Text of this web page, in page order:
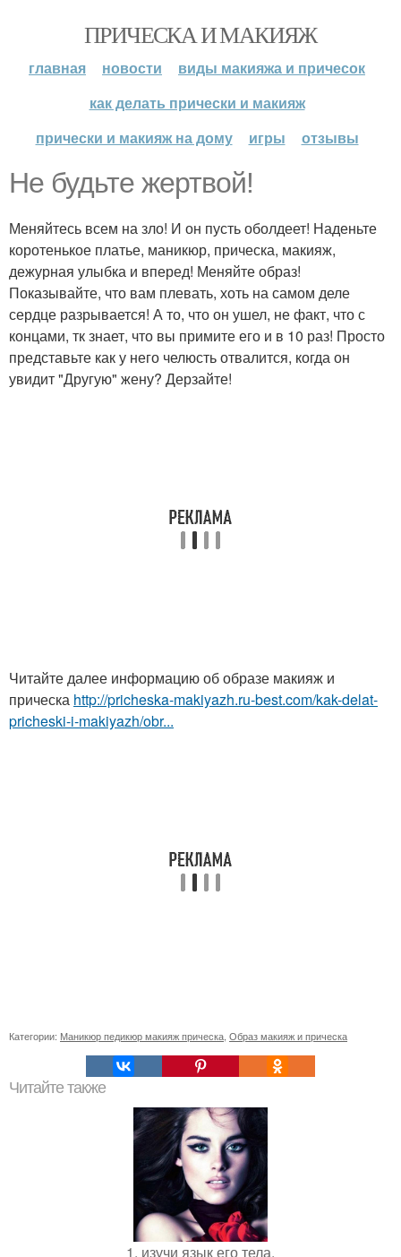
ПРИЧЕСКА И МАКИЯЖ
главная новости
виды макияжа и причесок
как делать прически и макияж
прически и макияж на дому
игры отзывы
Не будьте жертвой!
Меняйтесь всем на зло! И он пусть оболдеет! Наденьте
коротенькое платье, маникюр, прическа, макияж,
дежурная улыбка и вперед! Меняйте образ!
Показывайте, что вам плевать, хоть на самом деле
сердце разрывается! А то, что он ушел, не факт, что с
концами, тк знает, что вы примите его и в 10 раз! Просто
представьте как у него челюсть отвалится, когда он
увидит "Другую" жену? Дерзайте!
Читайте далее информацию об образе макияж и
прическа http://pricheska-makiyazh.ru-best.com/kak-delat-
pricheski-i-makiyazh/obr...
Категории: Маникюр педикюр макияж прическа Образ макияж и прическа
Читайте также
1. изучи язык его тела.